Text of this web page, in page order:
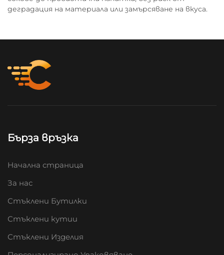
деградация на материала или замърсяване на вкуса.
Бърза връзка
Начална страница
За нас
Стъклени Бутилки
Стъклени кутии
Стъклени Изделия